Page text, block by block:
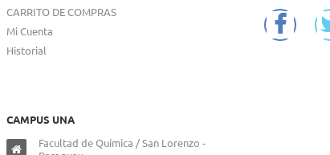
CARRITO DE COMPRAS
Mi Cuenta
Historial
CAMPUS UNA
Facultad de Química / San Lorenzo -